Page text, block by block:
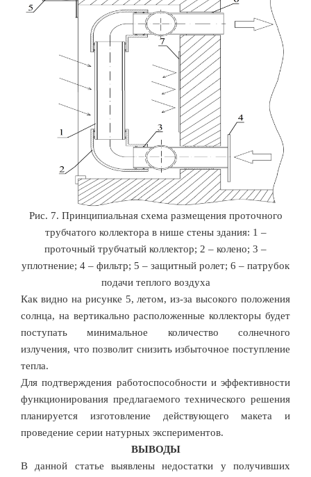
Рис. 7. Принципиальная схема размещения проточного
трубчатого коллектора в нише стены здания: 1 –
проточный трубчатый коллектор; 2 – колено; 3 –
уплотнение; 4 – фильтр; 5 – защитный ролет; 6 – патрубок
подачи теплого воздуха
Как видно на рисунке 5, летом, из-за высокого положения
солнца, на вертикально расположенные коллекторы будет
поступать минимальное количество солнечного
излучения, что позволит снизить избыточное поступление
тепла.
Для подтверждения работоспособности и эффективности
функционирования предлагаемого технического решения
планируется изготовление действующего макета и
проведение серии натурных экспериментов.
ВЫВОДЫ
В данной статье выявлены недостатки у получивших